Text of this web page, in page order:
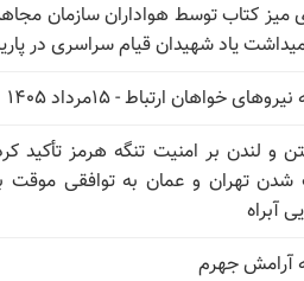
میز کتاب توسط هواداران سازمان
یاد شهیدان قیام سراسری در
خواهان ارتباط - ۱۵مرداد ۱۴۰۵
و لندن بر امنیت تنگه هرمز تأکید
شدن تهران و عمان به توافقی موقت
آبراه
آرامش جهرم